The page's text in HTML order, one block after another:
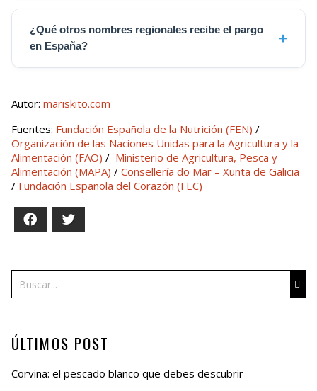
¿Qué otros nombres regionales recibe el pargo
en España?
Autor: mariskito.com
Fuentes: Fundación Española de la Nutrición (FEN) /
Organización de las Naciones Unidas para la Agricultura y la
Alimentación (FAO) / Ministerio de Agricultura, Pesca y
Alimentación (MAPA) / Consellería do Mar – Xunta de Galicia
/ Fundación Española del Corazón (FEC)
Facebook
ÚLTIMOS POST
Corvina: el pescado blanco que debes descubrir